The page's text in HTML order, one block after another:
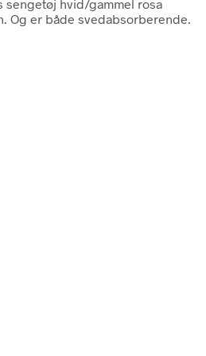
sengetøj hvid/gammel rosa
Og er både svedabsorberende.